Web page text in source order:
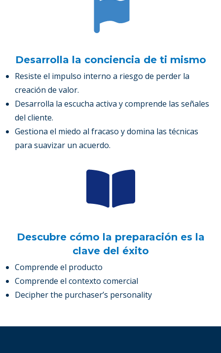
Desarrolla la conciencia de ti mismo
Resiste el impulso interno a riesgo de perder la
creación de valor.
Desarrolla la escucha activa y comprende las señales
del cliente.
Gestiona el miedo al fracaso y domina las técnicas
para suavizar un acuerdo.
Descubre cómo la preparación es la
clave del éxito
Comprende el producto
Comprende el contexto comercial
Decipher the purchaser’s personality